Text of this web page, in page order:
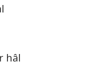
hâl